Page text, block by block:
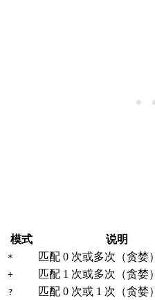
模式 说明
* 匹配 0 次或多次（贪婪）
+ 匹配 1 次或多次（贪婪）
? 匹配 0 次或 1 次（贪婪）